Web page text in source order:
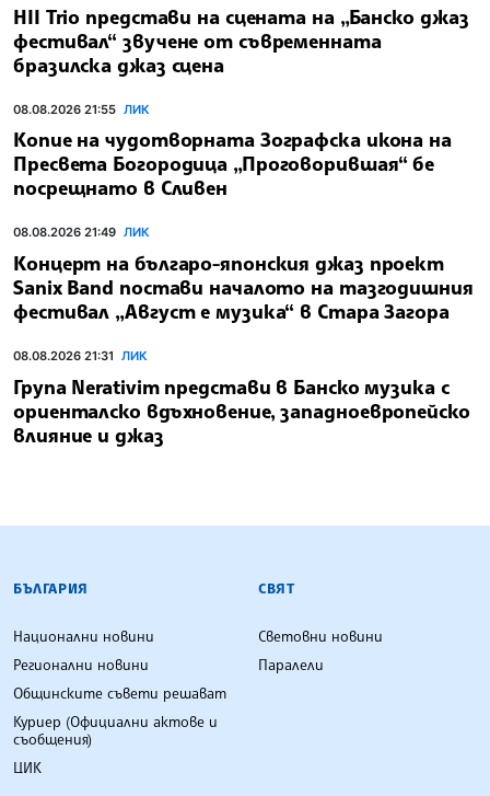
HII Trio представи на сцената на „Банско джаз
фестивал“ звучене от съвременната
бразилска джаз сцена
08.08.2026 21:55 ЛИК
Копие на чудотворната Зографска икона на
Пресвета Богородица „Проговорившая“ бе
посрещнато в Сливен
08.08.2026 21:49 ЛИК
Концерт на българо-японския джаз проект
Sanix Band постави началото на тазгодишния
фестивал „Август е музика“ в Стара Загора
08.08.2026 21:31 ЛИК
Група Nerativim представи в Банско музика с
ориенталско вдъхновение, западноевропейско
влияние и джаз
БЪЛГАРСКА ТЕЛЕГРАФНА АГЕНЦИЯ
БЪЛГАРИЯ
Национални новини
Регионални новини
Общинските съвети решават
Куриер (Официални актове и
съобщения)
ЦИК
СВЯТ
Световни новини
Паралели